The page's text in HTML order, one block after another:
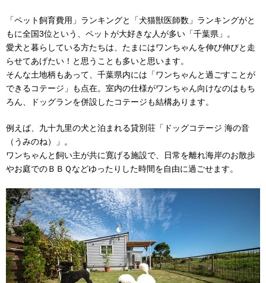
「ペット飼育費用」ランキングと「犬猫獣医師数」ランキングがと
もに全国3位という、ペットが大好きな人が多い「千葉県」。
愛犬と暮らしている方たちは、たまにはワンちゃんを伸び伸びと走
らせてあげたい！と思うことも多いと思います。
そんな土地柄もあって、千葉県内には「ワンちゃんと過ごすことが
できるコテージ」も点在。室内の仕様がワンちゃん向けなのはもち
ろん、ドッグランを併設したコテージも結構あります。
例えば、九十九里の犬と泊まれる貸別荘「ドッグコテージ 海の音
（うみのね）」。
ワンちゃんと飼い主が共に寛げる施設で、日常を離れ海岸のお散歩
やお庭でのＢＢＱなどゆったりした時間を自由に過ごせます。